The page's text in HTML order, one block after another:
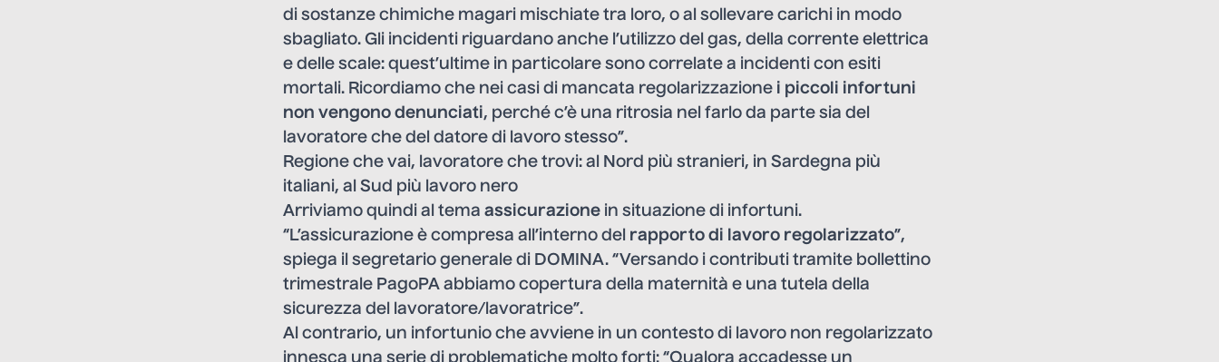
di sostanze chimiche magari mischiate tra loro, o al sollevare carichi in modo
sbagliato. Gli incidenti riguardano anche l’utilizzo del gas, della corrente elettrica
e delle scale: quest’ultime in particolare sono correlate a incidenti con esiti
mortali. Ricordiamo che nei casi di mancata regolarizzazione i piccoli infortuni
non vengono denunciati, perché c’è una ritrosia nel farlo da parte sia del
lavoratore che del datore di lavoro stesso”.
Regione che vai, lavoratore che trovi: al Nord più stranieri, in Sardegna più
italiani, al Sud più lavoro nero
Arriviamo quindi al tema assicurazione in situazione di infortuni.
“L’assicurazione è compresa all’interno del rapporto di lavoro regolarizzato”,
spiega il segretario generale di DOMINA. “Versando i contributi tramite bollettino
trimestrale PagoPA abbiamo copertura della maternità e una tutela della
sicurezza del lavoratore/lavoratrice”.
Al contrario, un infortunio che avviene in un contesto di lavoro non regolarizzato
innesca una serie di problematiche molto forti: “Qualora accadesse un